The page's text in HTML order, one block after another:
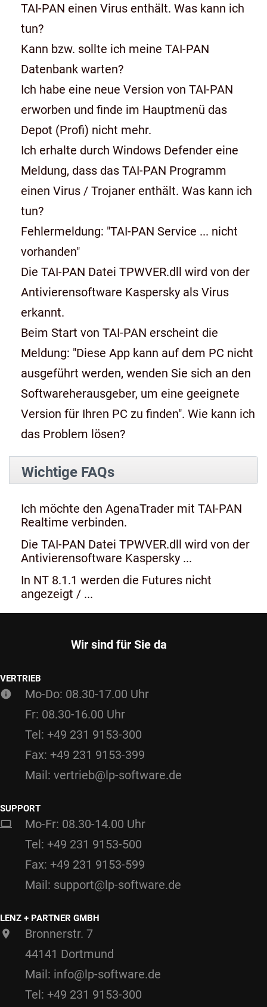
TAI-PAN einen Virus enthält. Was kann ich
tun?
Kann bzw. sollte ich meine TAI-PAN
Datenbank warten?
Ich habe eine neue Version von TAI-PAN
erworben und finde im Hauptmenü das
Depot (Profi) nicht mehr.
Ich erhalte durch Windows Defender eine
Meldung, dass das TAI-PAN Programm
einen Virus / Trojaner enthält. Was kann ich
tun?
Fehlermeldung: "TAI-PAN Service ... nicht
vorhanden"
Die TAI-PAN Datei TPWVER.dll wird von der
Antivierensoftware Kaspersky als Virus
erkannt.
Beim Start von TAI-PAN erscheint die
Meldung: "Diese App kann auf dem PC nicht
ausgeführt werden, wenden Sie sich an den
Softwareherausgeber, um eine geeignete
Version für Ihren PC zu finden". Wie kann ich
das Problem lösen?
Wichtige FAQs
Ich möchte den AgenaTrader mit TAI-PAN
Realtime verbinden.
Die TAI-PAN Datei TPWVER.dll wird von der
Antivierensoftware Kaspersky ...
In NT 8.1.1 werden die Futures nicht
angezeigt / ...
Wir sind für Sie da
VERTRIEB
Mo-Do: 08.30-17.00 Uhr
Fr: 08.30-16.00 Uhr
Tel: +49 231 9153-300
Fax: +49 231 9153-399
Mail: vertrieb@lp-software.de
SUPPORT
Mo-Fr: 08.30-14.00 Uhr
Tel: +49 231 9153-500
Fax: +49 231 9153-599
Mail: support@lp-software.de
LENZ + PARTNER GMBH
Bronnerstr. 7
44141 Dortmund
Mail: info@lp-software.de
Tel: +49 231 9153-300